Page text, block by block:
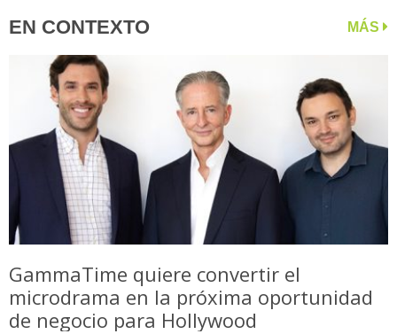
EN CONTEXTO MÁS
GammaTime quiere convertir el
microdrama en la próxima oportunidad
de negocio para Hollywood